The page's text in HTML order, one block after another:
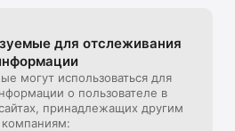
для отслежи­вания
могут использоваться для
о пользователе в
принадлежащих другим
компаниям: